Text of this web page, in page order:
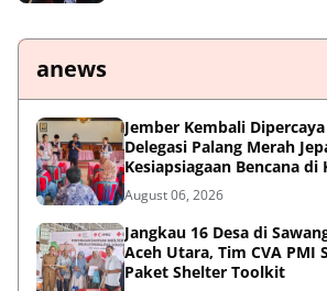
anews
Jember Kembali
Delegasi Palang Merah
Kesiapsiagaan Bencana di
dan Sekolah
August 06, 2026
Jangkau 16 Desa di
Aceh Utara, Tim CVA PMI
Paket Shelter Toolkit